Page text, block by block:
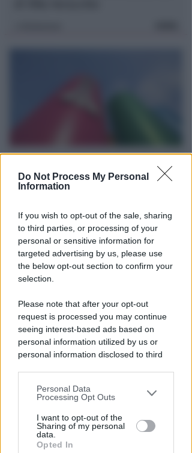
Do Not Process My Personal
Information
If you wish to opt-out of the sale, sharing
to third parties, or processing of your
personal or sensitive information for
targeted advertising by us, please use
the below opt-out section to confirm your
selection.
Please note that after your opt-out
request is processed you may continue
seeing interest-based ads based on
personal information utilized by us or
personal information disclosed to third
You may separately opt-out of the further
disclosure of your personal information
by third parties on the IAB’s list of
downstream participants.
Personal Data
Processing Opt Outs
I want to opt-out of the
Sharing of my personal
data.
Opted In
Stipendi, forniture, tributi. 145
milioni distribuiti da Hera nel
diRedazione
su un canale a nome Lega. La
Redazione